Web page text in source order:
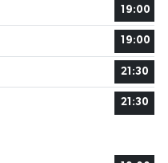
19:00
19:00
21:30
21:30